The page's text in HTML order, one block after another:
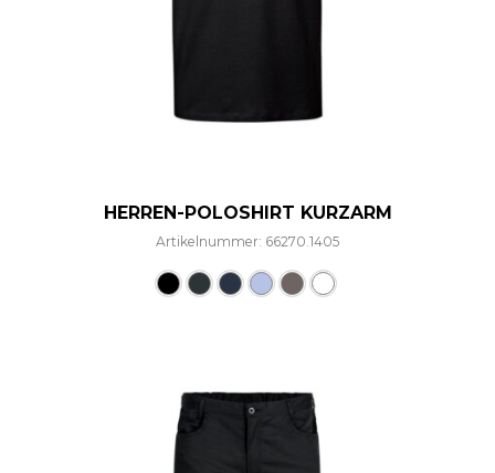
HERREN-POLOSHIRT KURZARM
Artikelnummer: 66270.1405